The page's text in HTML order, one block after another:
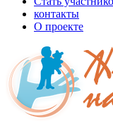
контакты
О проекте